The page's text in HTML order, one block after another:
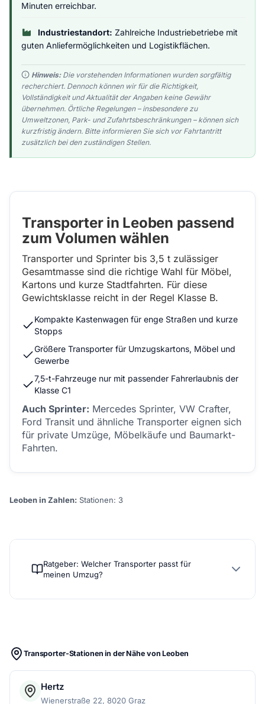
Minuten erreichbar.
Industriestandort: Zahlreiche Industriebetriebe mit
guten Anliefermöglichkeiten und Logistikflächen.
Hinweis:Die vorstehenden Informationen wurden sorgfältig
recherchiert. Dennoch können wir für die Richtigkeit,
Vollständigkeit und Aktualität der Angaben keine Gewähr
übernehmen. Örtliche Regelungen – insbesondere zu
Umweltzonen, Park- und Zufahrtsbeschränkungen – können sich
kurzfristig ändern. Bitte informieren Sie sich vor Fahrtantritt
zusätzlich bei den zuständigen Stellen.
Transporter in Leoben passend
zum Volumen wählen
Transporter und Sprinter bis 3,5 t zulässiger
Gesamtmasse sind die richtige Wahl für Möbel,
Kartons und kurze Stadtfahrten. Für diese
Gewichtsklasse reicht in der Regel Klasse B.
Kompakte Kastenwagen für enge Straßen und kurze
Stopps
Größere Transporter für Umzugskartons, Möbel und
Gewerbe
7,5-t-Fahrzeuge nur mit passender Fahrerlaubnis der
Klasse C1
Auch Sprinter: Mercedes Sprinter, VW Crafter,
Ford Transit und ähnliche Transporter eignen sich
für private Umzüge, Möbelkäufe und Baumarkt-
Fahrten.
Leoben in Zahlen: Stationen: 3
Ratgeber: Welcher Transporter passt für
meinen Umzug?
Transporter-Stationen in der Nähe von Leoben
Hertz
Wienerstraße 22, 8020 Graz